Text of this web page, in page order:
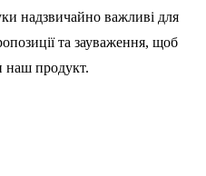
надзвичайно важливі для
та зауваження, щоб
наш продукт.